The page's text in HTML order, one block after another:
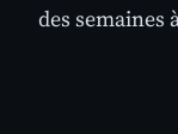
des semaines